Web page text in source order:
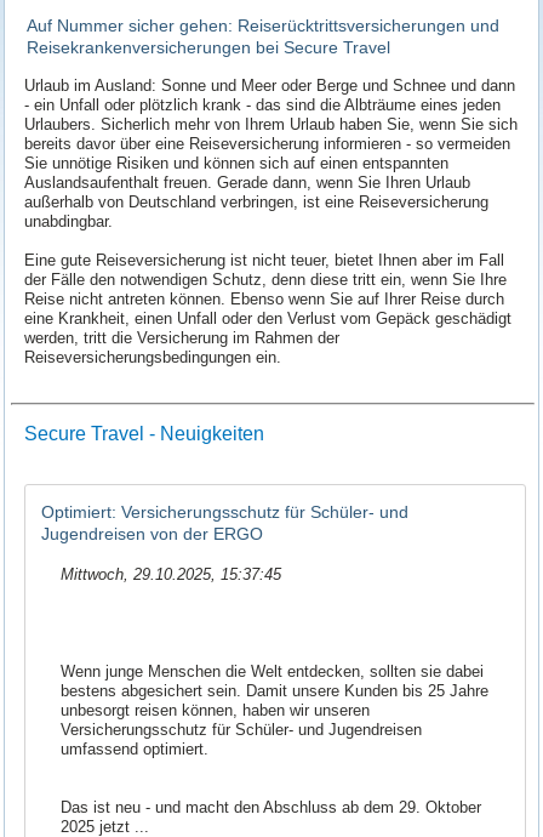
Auf Nummer sicher gehen: Reiserücktrittsversicherungen und
Reisekrankenversicherungen bei Secure Travel
Urlaub im Ausland: Sonne und Meer oder Berge und Schnee und dann
- ein Unfall oder plötzlich krank - das sind die Albträume eines jeden
Urlaubers. Sicherlich mehr von Ihrem Urlaub haben Sie, wenn Sie sich
bereits davor über eine Reiseversicherung informieren - so vermeiden
Sie unnötige Risiken und können sich auf einen entspannten
Auslandsaufenthalt freuen. Gerade dann, wenn Sie Ihren Urlaub
außerhalb von Deutschland verbringen, ist eine Reiseversicherung
unabdingbar.
Eine gute Reiseversicherung ist nicht teuer, bietet Ihnen aber im Fall
der Fälle den notwendigen Schutz, denn diese tritt ein, wenn Sie Ihre
Reise nicht antreten können. Ebenso wenn Sie auf Ihrer Reise durch
eine Krankheit, einen Unfall oder den Verlust vom Gepäck geschädigt
werden, tritt die Versicherung im Rahmen der
Reiseversicherungsbedingungen ein.
Secure Travel - Neuigkeiten
Optimiert: Versicherungsschutz für Schüler- und
Jugendreisen von der ERGO
Mittwoch, 29.10.2025, 15:37:45
Wenn junge Menschen die Welt entdecken, sollten sie dabei
bestens abgesichert sein. Damit unsere Kunden bis 25 Jahre
unbesorgt reisen können, haben wir unseren
Versicherungsschutz für Schüler- und Jugendreisen
umfassend optimiert.
Das ist neu - und macht den Abschluss ab dem 29. Oktober
2025 jetzt ...